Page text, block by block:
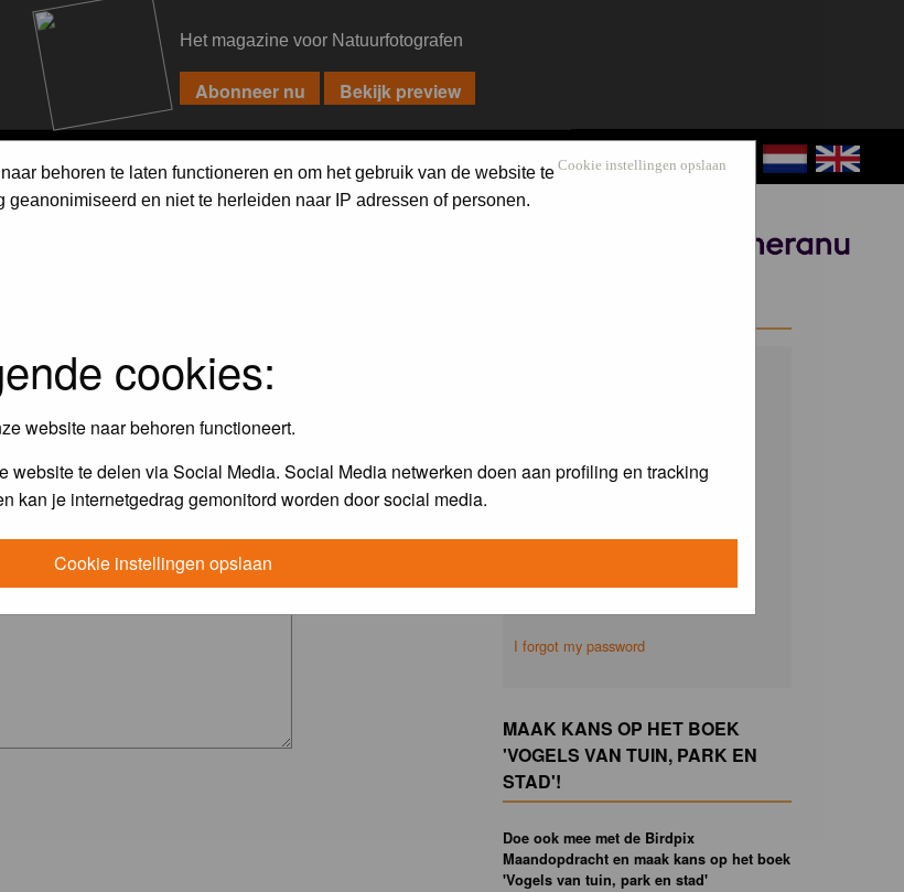
Het magazine voor Natuurfotografen
Cookie instellingen opslaan
behoren te laten functioneren en om het gebruik van de website te
en niet te herleiden naar IP adressen of personen.
cookies:
website naar behoren functioneert.
website te delen via Social Media. Social Media netwerken doen aan profiling en tracking
kan je internetgedrag gemonitord worden door social media.
Cookie instellingen opslaan
first.
I forgot my password
MAAK KANS OP HET BOEK
'VOGELS VAN TUIN, PARK EN
STAD'!
Doe ook mee met de Birdpix
Maandopdracht en maak kans op het boek
'Vogels van tuin, park en stad'